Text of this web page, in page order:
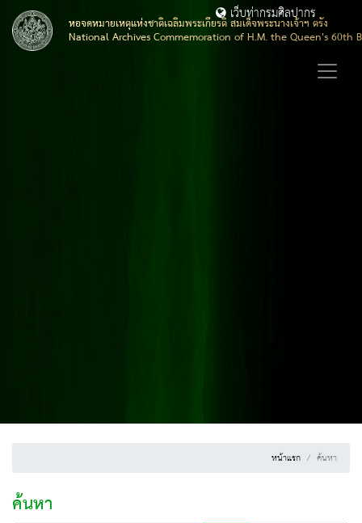
หอจดหมายเหตุแห่งชาติเฉลิมพระเกียรติ สมเด็จพระนางเจ้าฯ ตรัง
National Archives Commemoration of H.M. the Queen's 60th
เว็บท่ากรมศิลปากร
หน้าแรก ค้นหา
ค้นหา